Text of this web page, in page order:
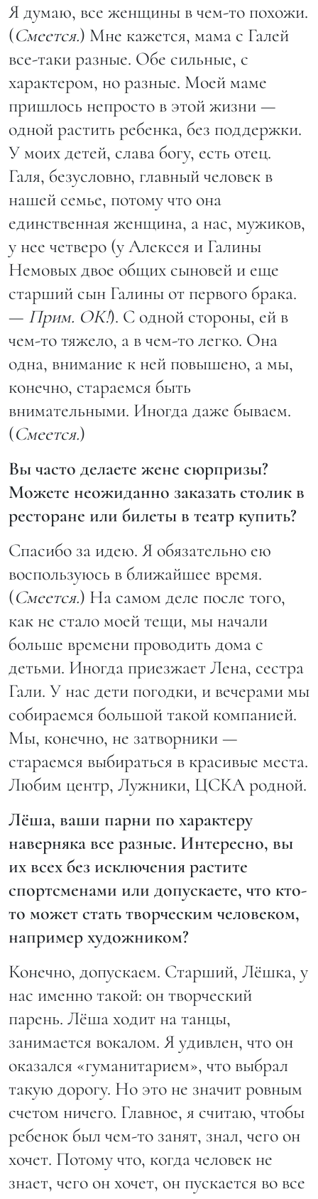
Я думаю, все женщины в чем-то похожи.
(Смеется.) Мне кажется, мама с Галей
все-таки разные. Обе сильные, с
характером, но разные. Моей маме
пришлось непросто в этой жизни —
одной растить ребенка, без поддержки.
У моих детей, слава богу, есть отец.
Галя, безусловно, главный человек в
нашей семье, потому что она
единственная женщина, а нас, мужиков,
у нее четверо (у Алексея и Галины
Немовых двое общих сыновей и еще
старший сын Галины от первого брака.
— Прим. ОК!). С одной стороны, ей в
чем-то тяжело, а в чем-то легко. Она
одна, внимание к ней повышено, а мы,
конечно, стараемся быть
внимательными. Иногда даже бываем.
(Смеется.)
Вы часто делаете жене сюрпризы?
Можете неожиданно заказать столик в
ресторане или билеты в театр купить?
Спасибо за идею. Я обязательно ею
воспользуюсь в ближайшее время.
(Смеется.) На самом деле после того,
как не стало моей тещи, мы начали
больше времени проводить дома с
детьми. Иногда приезжает Лена, сестра
Гали. У нас дети погодки, и вечерами мы
собираемся большой такой компанией.
Мы, конечно, не затворники —
стараемся выбираться в красивые места.
Любим центр, Лужники, ЦСКА родной.
Лёша, ваши парни по характеру
наверняка все разные. Интересно, вы
их всех без исключения растите
спортсменами или допускаете, что кто-
то может стать творческим человеком,
например художником?
Конечно, допускаем. Старший, Лёшка, у
нас именно такой: он творческий
парень. Лёша ходит на танцы,
занимается вокалом. Я удивлен, что он
оказался «гуманитарием», что выбрал
такую дорогу. Но это не значит ровным
счетом ничего. Главное, я считаю, чтобы
ребенок был чем-то занят, знал, чего он
хочет. Потому что, когда человек не
знает, чего он хочет, он пускается во все